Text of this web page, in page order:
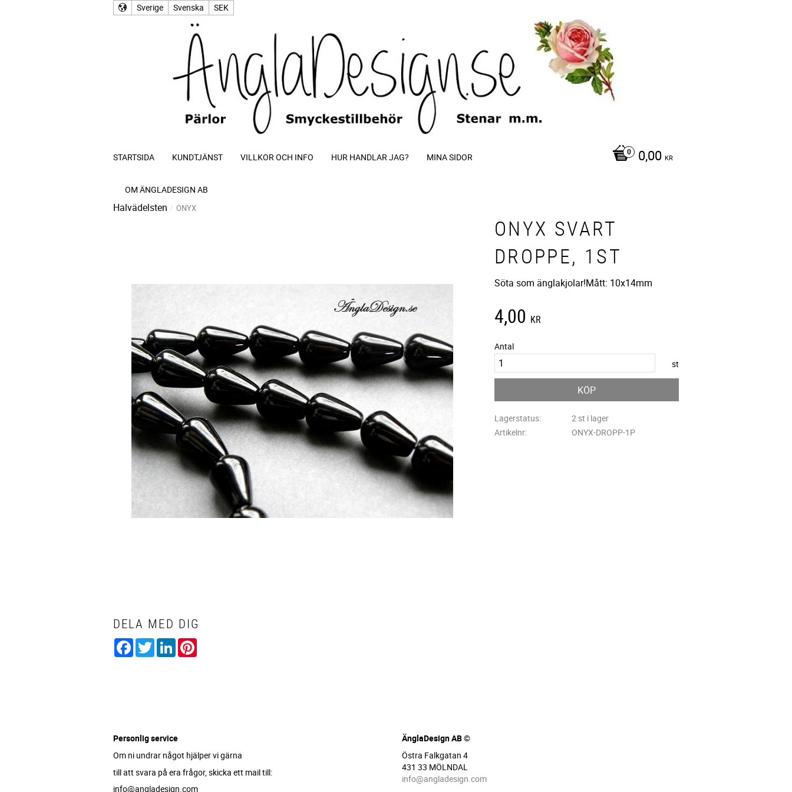
Sverige Svenska SEK
0,00 KR
STARTSIDA KUNDTJÄNST VILLKOR OCH INFO HUR HANDLAR JAG? MINA SIDOR
OM ÄNGLADESIGN AB
Halvädelsten ONYX
ONYX SVART
DROPPE, 1ST
Söta som änglakjolar!Mått: 10x14mm
4,00 KR
Antal
st
KÖP
Lagerstatus
2 st i lager
Artikelnr
ONYX-DROPP-1P
DELA MED DIG
Facebook
TwitterLinkedIn
Personlig service
Om ni undrar något hjälper vi gärna
till att svara på era frågor, skicka ett mail till:
info@angladesign.com
ÄnglaDesign AB ©
Östra Falkgatan 4
431 33 MÖLNDAL
info@angladesign.com